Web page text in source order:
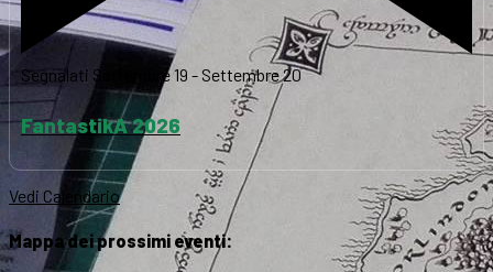
Segnalati Settembre 19 -Settembre 20
FantastikA 2026
Vedi Calendario
Mappa dei prossimi eventi: